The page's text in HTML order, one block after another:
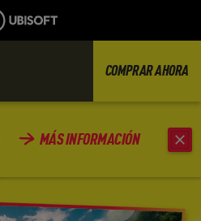
MÁS INFORMACIÓN
COMPRAR AHORA